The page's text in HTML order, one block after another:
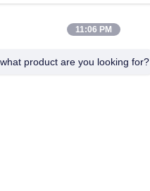
86-28-37561966-8:00
11:06 PM
product are you looking for?